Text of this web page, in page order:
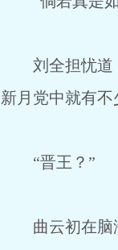
刘全担忧道：
新月党中就有
“晋王？”
曲云初在脑海